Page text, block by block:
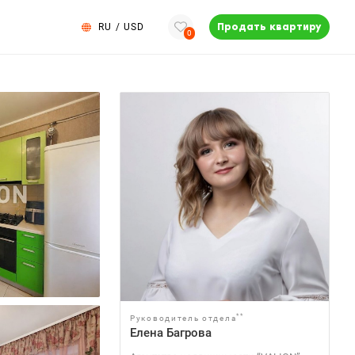
RU / USD
0
Продать квартиру
Руководитель отдела**
Елена Багрова